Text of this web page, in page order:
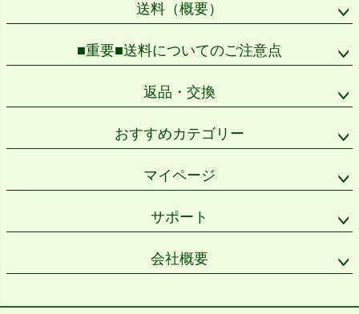
送料（概要）
■重要■送料についてのご注意点
返品・交換
おすすめカテゴリー
マイページ
サポート
会社概要